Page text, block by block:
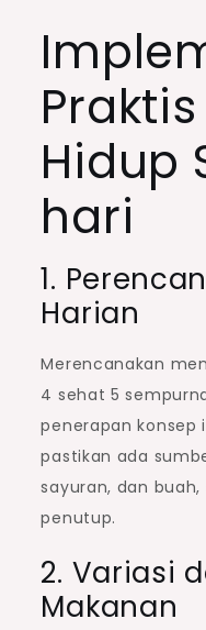
Hidup
hari
1.
Harian
Merencanakan
4 sehat 5
penerapan konsep
pastikan ada
sayuran, dan
penutup.
2. Variasi
Makanan